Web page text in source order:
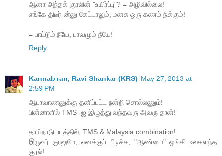
ஆனா அந்தக் குரலின் "உயிர்ப்பு"? = அழிவில்லை!
எங்கே திடீர்-ன்னு கேட்டாலும், மனசு ஒரு கணம் நிக்கும்!
= பாட்டும் நீயே, பாவமும் நீயே!
Reply
Kannabiran, Ravi Shankar (KRS) May 27, 2013 at
2:59 PM
ஆபாவாணனுக்கு தனிப்பட்ட நன்றி சொல்லணும்!
பின்னாளில் TMS -ஐ இழுத்து வந்தவரு அவரு தான்!
தாய்நாடு படத்தில், TMS & Malaysia combination!
இருவர் குரலுமே, எனக்குப் பிடிச்ச, "ஆண்மை" ஓங்கி உலகளந்த
குரல்!